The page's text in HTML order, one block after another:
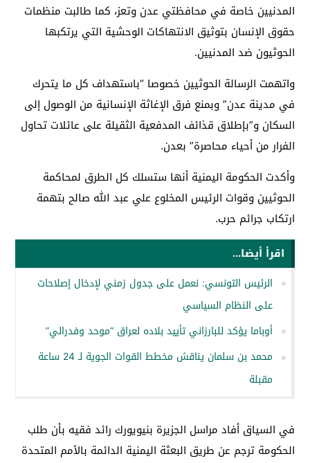
المدنيين خاصة في محافظتي عدن وتعز، كما طالبت منظمات
حقوق الإنسان بتوثيق الانتهاكات الوحشية التي يرتكبها
الحوثيون ضد المدنيين.
واتهمت الرسالة الحوثيين خصوصا “باستهداف كل ما يتحرك
في مدينة عدن” وبمنع فرق الإغاثة الإنسانية من الوصول إلى
السكان و”بإطلاق قذائف المدفعية الثقيلة على عائلات تحاول
الفرار من أحياء محاصرة” بعدن.
وأكدت الحكومة اليمنية أنها ستسلك كل الطرق لمحاكمة
الحوثيين وقوات الرئيس المخلوع علي عبد الله صالح بتهمة
ارتكاب جرائم حرب.
اقرأ أيضا...
الرئيس التونسي: نعمل على جدول زمني لإدخال إصلاحات
على النظام السياسي
أوباما يؤكد للبارزاني تأييد بلاده لعراق “موحد وفدرالي”
محمد بن سلمان يناقش مخطط القوات الجوية لـ 24 ساعة
مقبلة
في السياق أفاد مراسل الجزيرة بنيويورك رائد فقيه بأن طلب
الحكومة ترجم عن طريق البعثة اليمنية الدائمة بالأمم المتحدة